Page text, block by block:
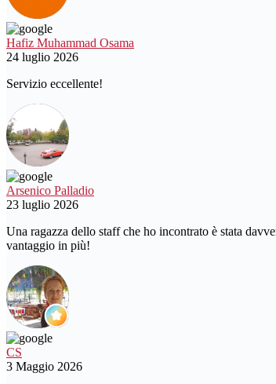
Hafiz Muhammad Osama
24 luglio 2026
Servizio eccellente!
Arsenico Palladio
23 luglio 2026
Una ragazza dello staff che ho incontrato è stata
vantaggio in più!
CS
3 Maggio 2026